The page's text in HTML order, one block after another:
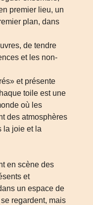
premier lieu, un
plan, dans
de tendre
et les non-
et présente
toile est une
où les
des atmosphères
la joie et la
en scène des
et
un espace de
regardent, mais